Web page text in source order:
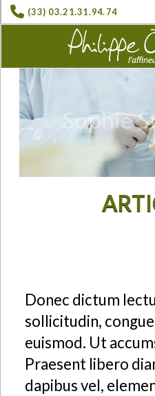
(33) 03.21.31.94.74
Donec dictum
sollicitudin,
euismod. Ut
Praesent libero
dapibus vel,